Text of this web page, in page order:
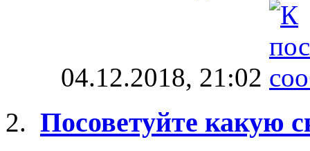
04.12.2018, 21:02
Посоветуйте какую